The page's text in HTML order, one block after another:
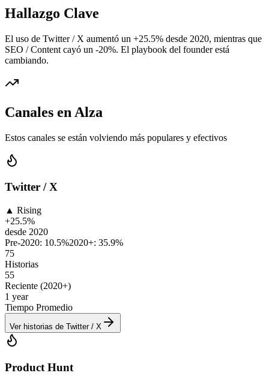
Hallazgo Clave
El uso de Twitter / X aumentó un +25.5% desde 2020, mientras que
SEO / Content cayó un -20%. El playbook del founder está
cambiando.
Canales en Alza
Estos canales se están volviendo más populares y efectivos
Twitter / X
▲ Rising
+25.5%
desde 2020
Pre-2020: 10.5%2020+: 35.9%
75
Historias
55
Reciente (2020+)
1 year
Tiempo Promedio
Ver historias de Twitter / X
Product Hunt